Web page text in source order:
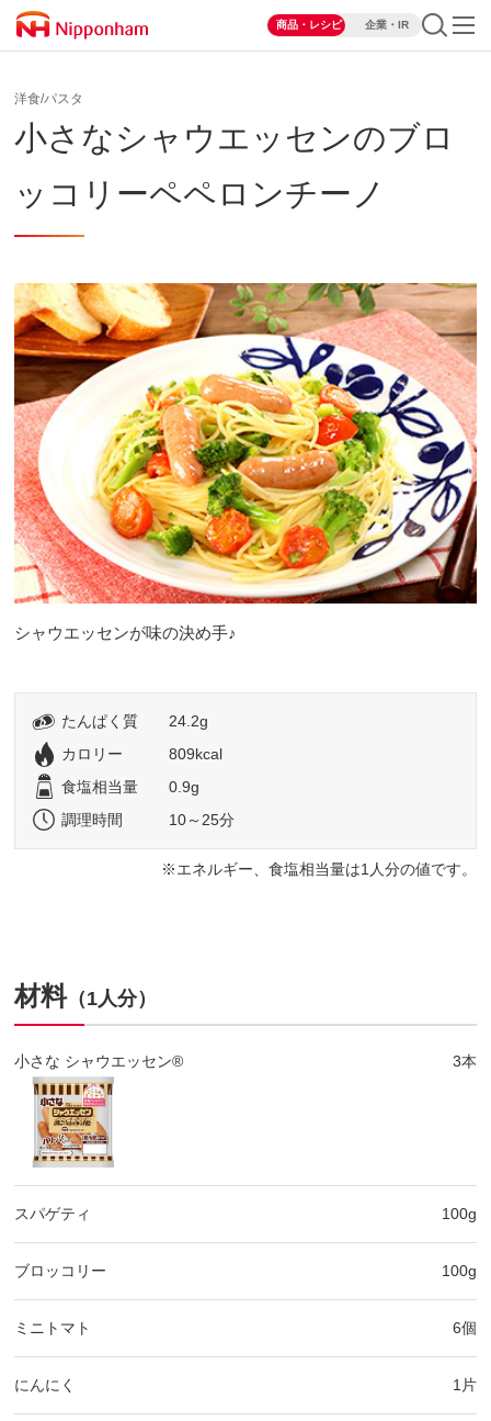
商品・レシピ 企業・IR
洋食/パスタ
小さなシャウエッセンのブロ
ッコリーペペロンチーノ
シャウエッセンが味の決め手♪
たんぱく質
24.2g
カロリー
809kcal
食塩相当量
0.9g
調理時間
10～25分
エネルギー、食塩相当量は1人分の値です。
材料（1人分）
小さな シャウエッセン® 3本
スパゲティ 100g
ブロッコリー 100g
ミニトマト 6個
にんにく 1片